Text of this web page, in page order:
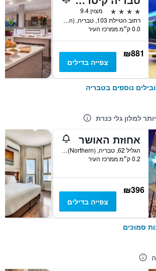
4 כוכבים
מצוין 9.4
רחוב הטיילת 103, טבריה, Haûafon (Northern), ישראל
0.0 ק״מ ממרכז העיר
₪881
צפייה בדילים
נוספים בטבריה
למלון גלי כנרת
אחוזת האושר
הגליל 62, טבריה, Haûafon (Northern), ישראל
0.2 ק״מ ממרכז העיר
₪396
צפייה בדילים
סמוכים